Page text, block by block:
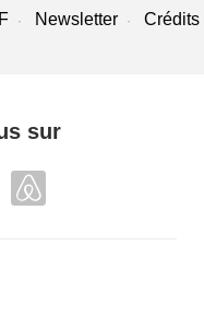
Newsletter Crédits
sur